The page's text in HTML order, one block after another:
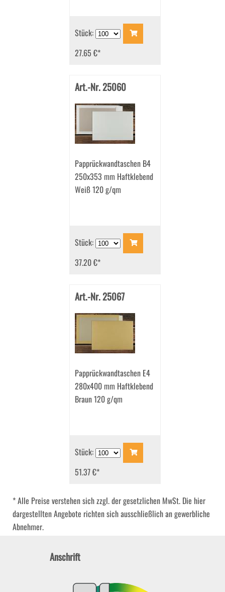
Stück:
27.65 €*
Art.-Nr. 25060
Papprückwandtaschen B4
250x353 mm Haftklebend
Weiß 120 g/qm
Stück:
37.20 €*
Art.-Nr. 25067
Papprückwandtaschen E4
280x400 mm Haftklebend
Braun 120 g/qm
Stück:
51.37 €*
* Alle Preise verstehen sich zzgl. der gesetzlichen MwSt. Die hier
dargestellten Angebote richten sich ausschließlich an gewerbliche
Abnehmer.
Anschrift